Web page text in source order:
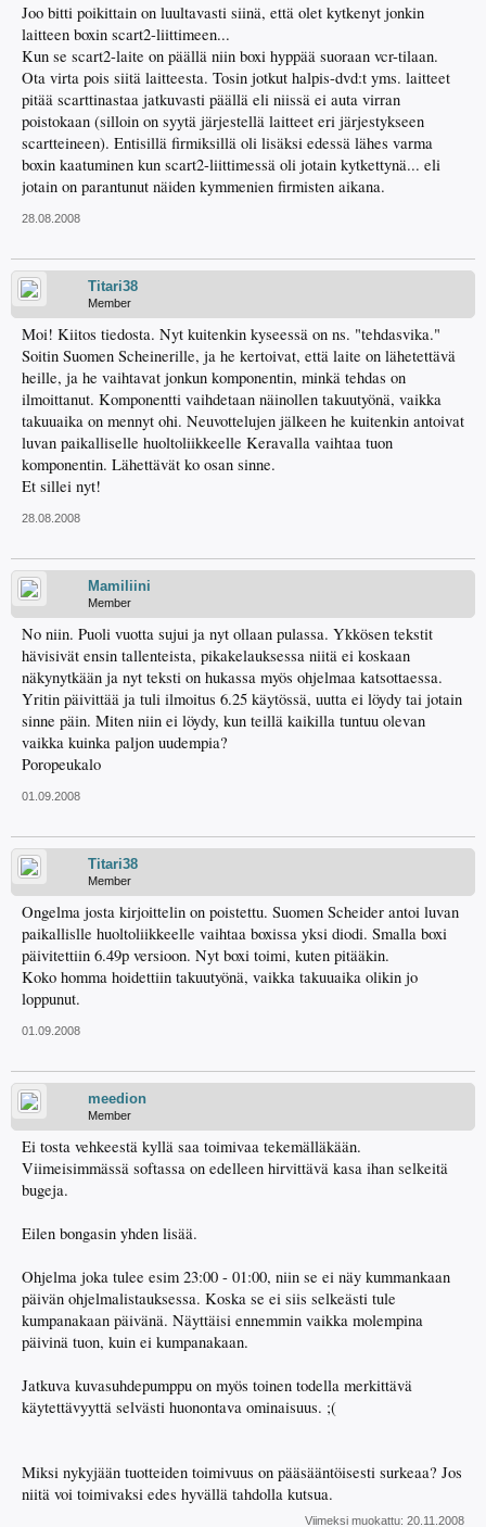
Joo bitti poikittain on luultavasti siinä, että olet kytkenyt jonkin
laitteen boxin scart2-liittimeen...
Kun se scart2-laite on päällä niin boxi hyppää suoraan vcr-tilaan.
Ota virta pois siitä laitteesta. Tosin jotkut halpis-dvd:t yms. laitteet
pitää scarttinastaa jatkuvasti päällä eli niissä ei auta virran
poistokaan (silloin on syytä järjestellä laitteet eri järjestykseen
scartteineen). Entisillä firmiksillä oli lisäksi edessä lähes varma
boxin kaatuminen kun scart2-liittimessä oli jotain kytkettynä... eli
jotain on parantunut näiden kymmenien firmisten aikana.
28.08.2008
Titari38
Member
Moi! Kiitos tiedosta. Nyt kuitenkin kyseessä on ns. "tehdasvika."
Soitin Suomen Scheinerille, ja he kertoivat, että laite on lähetettävä
heille, ja he vaihtavat jonkun komponentin, minkä tehdas on
ilmoittanut. Komponentti vaihdetaan näinollen takuutyönä, vaikka
takuuaika on mennyt ohi. Neuvottelujen jälkeen he kuitenkin antoivat
luvan paikalliselle huoltoliikkeelle Keravalla vaihtaa tuon
komponentin. Lähettävät ko osan sinne.
Et sillei nyt!
28.08.2008
Mamiliini
Member
No niin. Puoli vuotta sujui ja nyt ollaan pulassa. Ykkösen tekstit
hävisivät ensin tallenteista, pikakelauksessa niitä ei koskaan
näkynytkään ja nyt teksti on hukassa myös ohjelmaa katsottaessa.
Yritin päivittää ja tuli ilmoitus 6.25 käytössä, uutta ei löydy tai jotain
sinne päin. Miten niin ei löydy, kun teillä kaikilla tuntuu olevan
vaikka kuinka paljon uudempia?
Poropeukalo
01.09.2008
Titari38
Member
Ongelma josta kirjoittelin on poistettu. Suomen Scheider antoi luvan
paikallislle huoltoliikkeelle vaihtaa boxissa yksi diodi. Smalla boxi
päivitettiin 6.49p versioon. Nyt boxi toimi, kuten pitääkin.
Koko homma hoidettiin takuutyönä, vaikka takuuaika olikin jo
loppunut.
01.09.2008
meedion
Member
Ei tosta vehkeestä kyllä saa toimivaa tekemälläkään.
Viimeisimmässä softassa on edelleen hirvittävä kasa ihan selkeitä
bugeja.
Eilen bongasin yhden lisää.
Ohjelma joka tulee esim 23:00 - 01:00, niin se ei näy kummankaan
päivän ohjelmalistauksessa. Koska se ei siis selkeästi tule
kumpanakaan päivänä. Näyttäisi ennemmin vaikka molempina
päivinä tuon, kuin ei kumpanakaan.
Jatkuva kuvasuhdepumppu on myös toinen todella merkittävä
käytettävyyttä selvästi huonontava ominaisuus. ;(
Miksi nykyjään tuotteiden toimivuus on pääsääntöisesti surkeaa? Jos
niitä voi toimivaksi edes hyvällä tahdolla kutsua.
Viimeksi muokattu: 20.11.2008